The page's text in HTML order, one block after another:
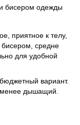
бисером одежды
приятное к телу,
средне
для удобной
вариант.
дышащий.